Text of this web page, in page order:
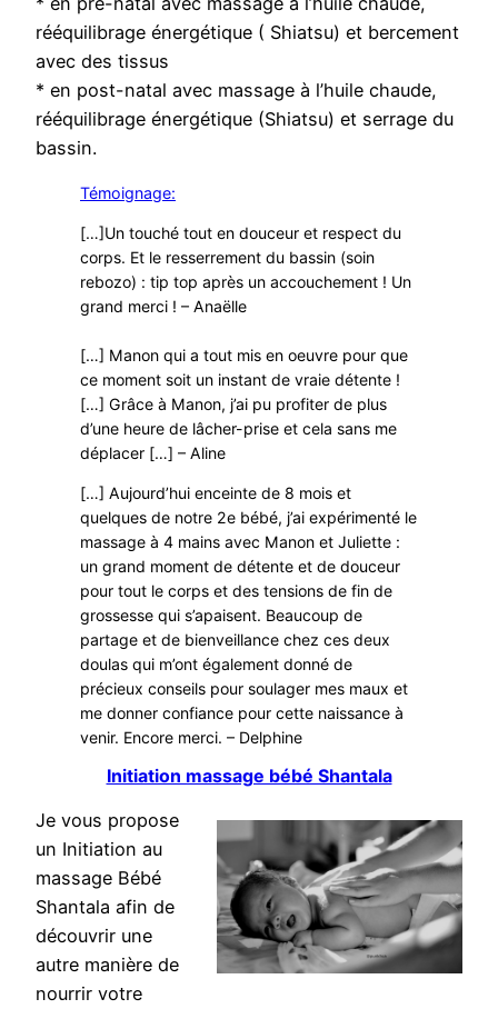
rééquilibrage énergétique ( Shiatsu) et bercement
avec des tissus
* en post-natal avec massage à l’huile chaude,
rééquilibrage énergétique (Shiatsu) et serrage du
bassin.
Témoignage:
[…]Un touché tout en douceur et respect du
corps. Et le resserrement du bassin (soin
rebozo) : tip top après un accouchement ! Un
grand merci ! – Anaëlle
[…] Manon qui a tout mis en oeuvre pour que
ce moment soit un instant de vraie détente !
[…] Grâce à Manon, j’ai pu profiter de plus
d’une heure de lâcher-prise et cela sans me
déplacer […] – Aline
[…] Aujourd’hui enceinte de 8 mois et
quelques de notre 2e bébé, j’ai expérimenté le
massage à 4 mains avec Manon et Juliette :
un grand moment de détente et de douceur
pour tout le corps et des tensions de fin de
grossesse qui s’apaisent. Beaucoup de
partage et de bienveillance chez ces deux
doulas qui m’ont également donné de
précieux conseils pour soulager mes maux et
me donner confiance pour cette naissance à
venir. Encore merci. – Delphine
Initiation massage bébé Shantala
Je vous propose
un Initiation au
massage Bébé
Shantala afin de
découvrir une
autre manière de
nourrir votre